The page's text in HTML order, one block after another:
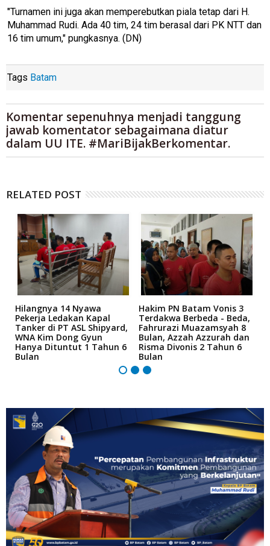
"Turnamen ini juga akan memperebutkan piala tetap dari H.
Muhammad Rudi. Ada 40 tim, 24 tim berasal dari PK NTT dan
16 tim umum," pungkasnya. (DN)
Tags Batam
Komentar sepenuhnya menjadi tanggung
jawab komentator sebagaimana diatur
dalam UU ITE. #MariBijakBerkomentar.
RELATED POST
Hilangnya 14 Nyawa
Pekerja Ledakan Kapal
Tanker di PT ASL Shipyard,
WNA Kim Dong Gyun
Hanya Dituntut 1 Tahun 6
Bulan
Hakim PN Batam Vonis 3
Terdakwa Berbeda - Beda,
Fahrurazi Muazamsyah 8
Bulan, Azzah Azzurah dan
Risma Divonis 2 Tahun 6
Bulan